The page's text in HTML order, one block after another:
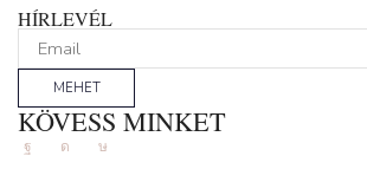
HÍRLEVÉL
MEHET
KÖVESS MINKET
FacebookInstagram
Tik-